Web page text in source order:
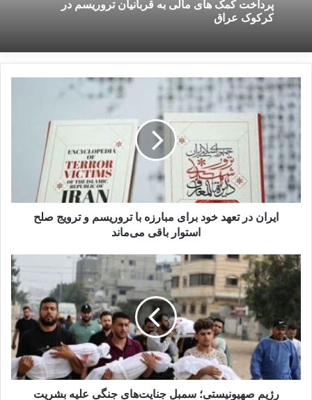
حادثه تروریستی دچار ضرر معنوی شده‌اند، تشکیل
وی درباره صلاحیت دادگاه برای رسیدگی به این
از ماده ۶ قانون صلاحیت محاکم دادگستری
جمهوری اسلامی ایران برای رسیدگی به دعاوی
مدنی علیه دولت‌های خارجی، قوه قضاییه مکلف به
استماع و رسیدگی به همه دعاوی اتباع ایرانی و
افرادی که در استخدام دولت هستند علیه اقدامات
منتهی به فوت و جرح دولت‌هایی که علیه این اتباع
اقدام می‌کنند؛ می‌داند. بر اساس اینکه دولت
آمریکا به صورت مکرر مصونیت قضایی مسئولین
قضایی و اجرایی را نقض کرده است؛ بر اساس
قانون اقدام متقابل، دادگاه خود را صالح به
رسیدگی می‌دانیم.
پرداخت کمک های مالی به قربانیان تروریسم در
کرکوک عراق
ایران در تعهد خود برای مبارزه با تروریسم و ترویج صلح
استوار باقی می‌ماند
رژیم صهیونیستی؛ سمبل جنایت‌های جنگی علیه بشریت